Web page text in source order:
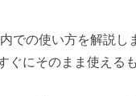
での使い方を解説し
ぐにそのまま使える